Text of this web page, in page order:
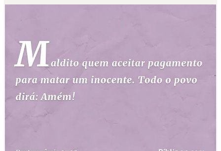
DEVOCIONAL DIÁRIO
ESTUDOS BÍBLICOS
ESBOÇOS DE PREGAÇÃO